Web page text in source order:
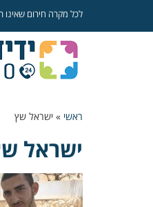
לכל מקרה חירום שאינו
ראשי » ישראל שץ
ישראל